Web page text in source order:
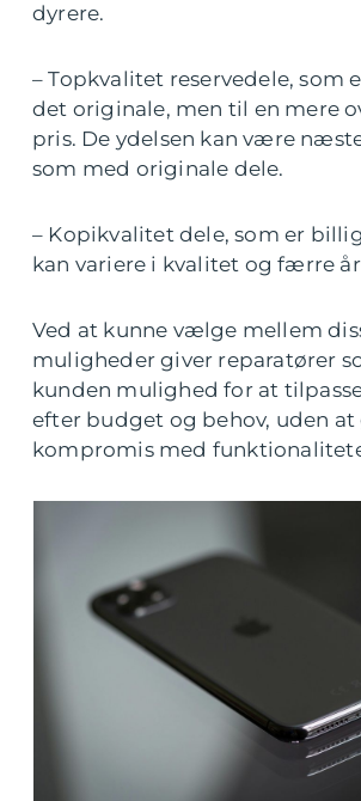
dyrere.
– Topkvalitet reservedele, som
det originale, men til en mere
pris. De ydelsen kan være
som med originale dele.
– Kopikvalitet dele, som er
kan variere i kvalitet og færre
Ved at kunne vælge mellem
muligheder giver reparatører
kunden mulighed for at
efter budget og behov, uden at
kompromis med